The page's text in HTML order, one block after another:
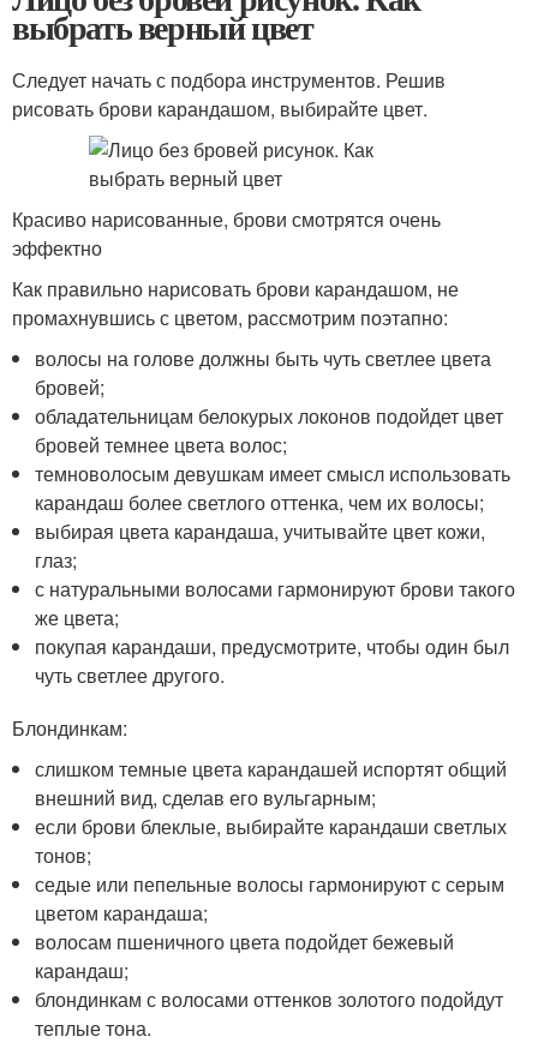
выбрать верный цвет
Следует начать с подбора инструментов. Решив
рисовать брови карандашом, выбирайте цвет.
Красиво нарисованные, брови смотрятся очень
эффектно
Как правильно нарисовать брови карандашом, не
промахнувшись с цветом, рассмотрим поэтапно:
волосы на голове должны быть чуть светлее цвета
бровей;
обладательницам белокурых локонов подойдет цвет
бровей темнее цвета волос;
темноволосым девушкам имеет смысл использовать
карандаш более светлого оттенка, чем их волосы;
выбирая цвета карандаша, учитывайте цвет кожи,
глаз;
с натуральными волосами гармонируют брови такого
же цвета;
покупая карандаши, предусмотрите, чтобы один был
чуть светлее другого.
Блондинкам:
слишком темные цвета карандашей испортят общий
внешний вид, сделав его вульгарным;
если брови блеклые, выбирайте карандаши светлых
тонов;
седые или пепельные волосы гармонируют с серым
цветом карандаша;
волосам пшеничного цвета подойдет бежевый
карандаш;
блондинкам с волосами оттенков золотого подойдут
теплые тона.